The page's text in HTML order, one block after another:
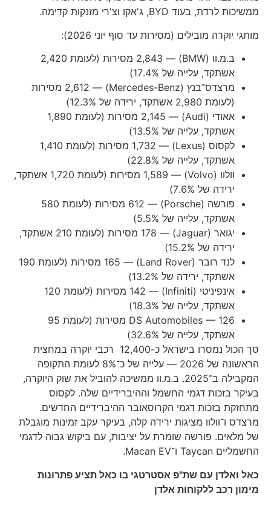
ממשיכות לרדת, בעוד BYD, ג'אקו וצ'רי מזנקות קדימה.
מותגי יוקרה מובילים (מסירות עד סוף יוני 2026):
ב.מ.וו (BMW) — 2,843 מסירות (לעומת 2,420
אשתקד, עלייה של ‎17.4%‎)
מרצדס־בנץ (Mercedes-Benz) — 2,612 מסירות
(לעומת 2,980 אשתקד, ירידה של ‎12.3%‎)
אאודי (Audi) — 2,145 מסירות (לעומת 1,890
אשתקד, עלייה של ‎13.5%‎)
לקסוס (Lexus) — 1,732 מסירות (לעומת 1,410
אשתקד, עלייה של ‎22.8%‎)
וולוו (Volvo) — 1,589 מסירות (לעומת 1,720 אשתקד,
ירידה של ‎7.6%‎)
פורשה (Porsche) — 612 מסירות (לעומת 580
אשתקד, עלייה של ‎5.5%‎)
יגואר (Jaguar) — 178 מסירות (לעומת 210 אשתקד,
ירידה של ‎15.2%‎)
לנד רובר (Land Rover) — 165 מסירות (לעומת 190
אשתקד, ירידה של ‎13.2%‎)
אינפיניטי (Infiniti) — 142 מסירות (לעומת 120
אשתקד, עלייה של ‎18.3%‎)
DS Automobiles — 126 מסירות (לעומת 95
אשתקד, עלייה של ‎32.6%‎)
סך הכול נמסרו בישראל כ-12,400 רכבי יוקרה במחצית
הראשונה של 2026 — עלייה של כ־‎8%‎ לעומת התקופה
המקבילה ב־2025. ב.מ.וו ממשיכה להוביל את שוק היוקרה,
בעיקר בזכות דגמי החשמל וההיברידיים שלה. לקסוס
מתחזקת בזכות דגמי הקרוסאובר ההיברידיים החדשים.
מרצדס ו־וולוו מציגות ירידה קלה, בעיקר עקב זמינות מוגבלת
של מלאים. פורשה שומרת על יציבות, עם ביקוש גבוה לדגמי
החשמליים Taycan ו־Macan EV.
כאל ואלדן עם שת"פ אסטרטגי בו כאל תציע פתרונות
מימון רכב ללקוחות אלדן